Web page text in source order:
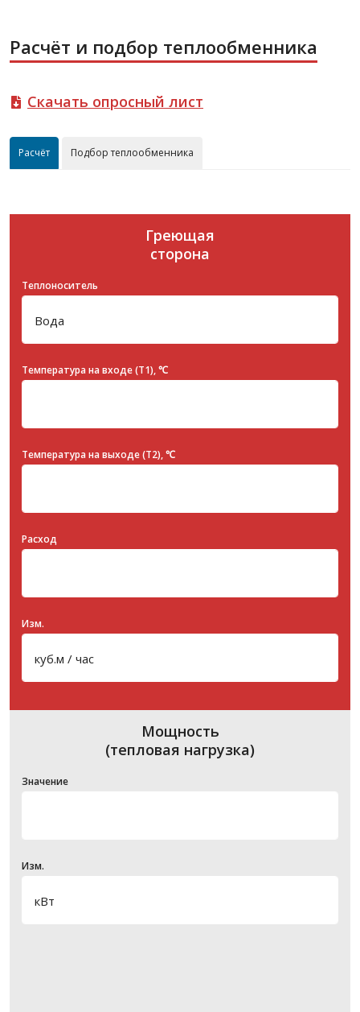
Расчёт и подбор теплообменника
Скачать опросный лист
Расчёт Подбор теплообменника
Греющая
сторона
Теплоноситель
Температура на входе (T1), ℃
Температура на выходе (T2), ℃
Расход
Изм.
Мощность
(тепловая нагрузка)
Значение
Изм.